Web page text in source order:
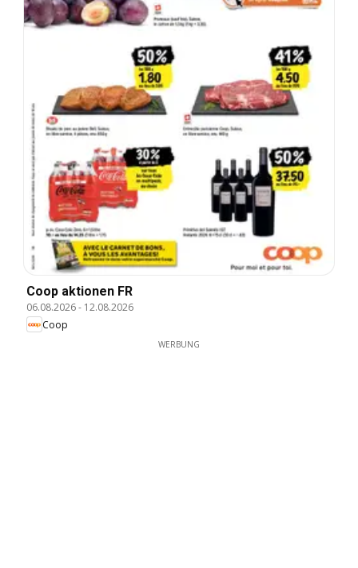
Coop aktionen FR
06.08.2026- 12.08.2026
Coop
WERBUNG